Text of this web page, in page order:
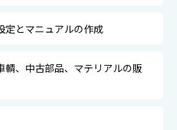
定とマニュアルの作成
輌、中古部品、マテリアルの販